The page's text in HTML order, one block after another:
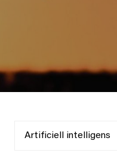
Artificiell intelligens